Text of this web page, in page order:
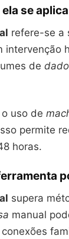
ela se
refere-se a
intervenção
de
uso de
permite
horas.
supera
manual